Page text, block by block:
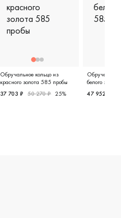
Обручальное кольцо из
красного золота 585 пробы
37 703 ₽ 50 270 ₽ 25%
белого
47 952 ₽